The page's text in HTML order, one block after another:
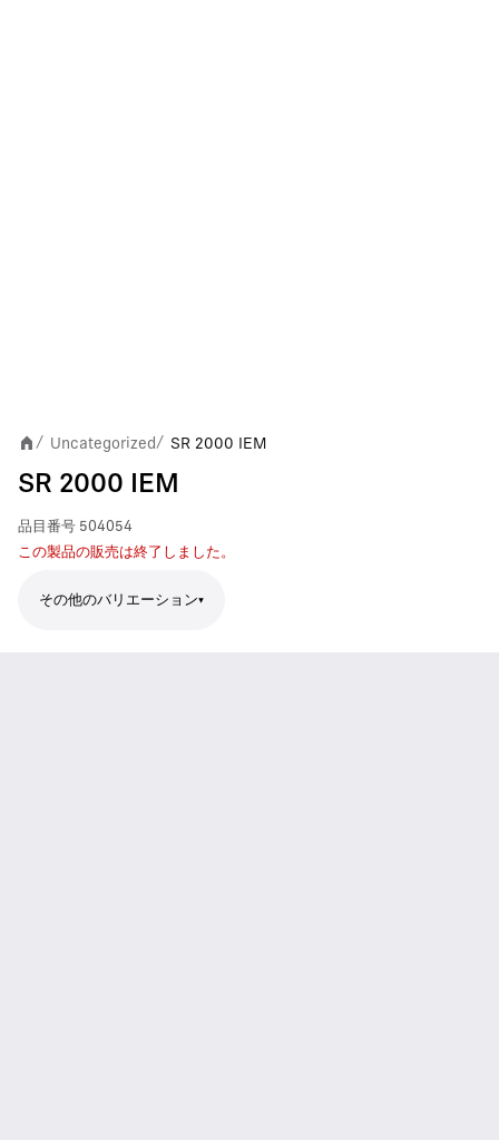
/ Uncategorized / SR 2000 IEM
SR 2000 IEM
品目番号 504054
この製品の販売は終了しました。
その他のバリエーション